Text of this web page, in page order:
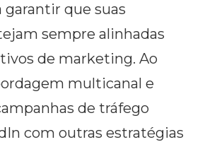
garantir que suas
sempre alinhadas
de marketing. Ao
multicanal e
de tráfego
com outras estratégias